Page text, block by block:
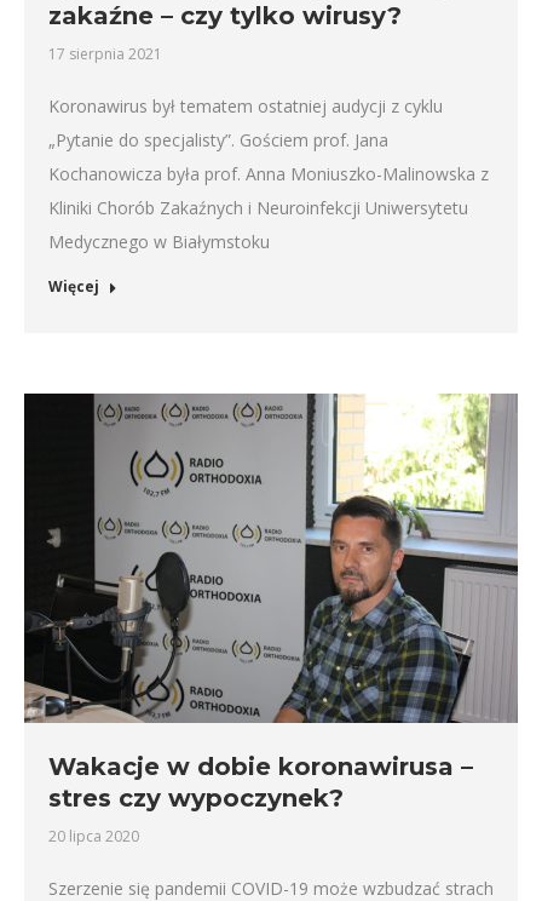
zakaźne – czy tylko wirusy?
17 sierpnia 2021
Koronawirus był tematem ostatniej audycji z cyklu
„Pytanie do specjalisty”. Gościem prof. Jana
Kochanowicza była prof. Anna Moniuszko-Malinowska z
Kliniki Chorób Zakaźnych i Neuroinfekcji Uniwersytetu
Medycznego w Białymstoku
Więcej
Wakacje w dobie koronawirusa –
stres czy wypoczynek?
20 lipca 2020
Szerzenie się pandemii COVID-19 może wzbudzać strach